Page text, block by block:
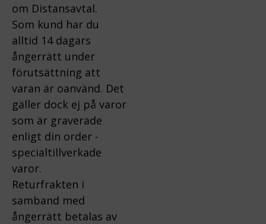
om Distansavtal.
Som kund har du
alltid 14 dagars
ångerrätt under
förutsättning att
varan är oanvänd. Det
gäller dock ej på varor
som är graverade
enligt din order -
specialtillverkade
varor.
Returfrakten i
samband med
ångerrätt betalas av